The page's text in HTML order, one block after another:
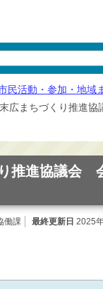
くらし
事業者向け
施設一覧
民活動・参加・地域
末広まちづくり推進
推進協議会
働課 最終更新日 2025